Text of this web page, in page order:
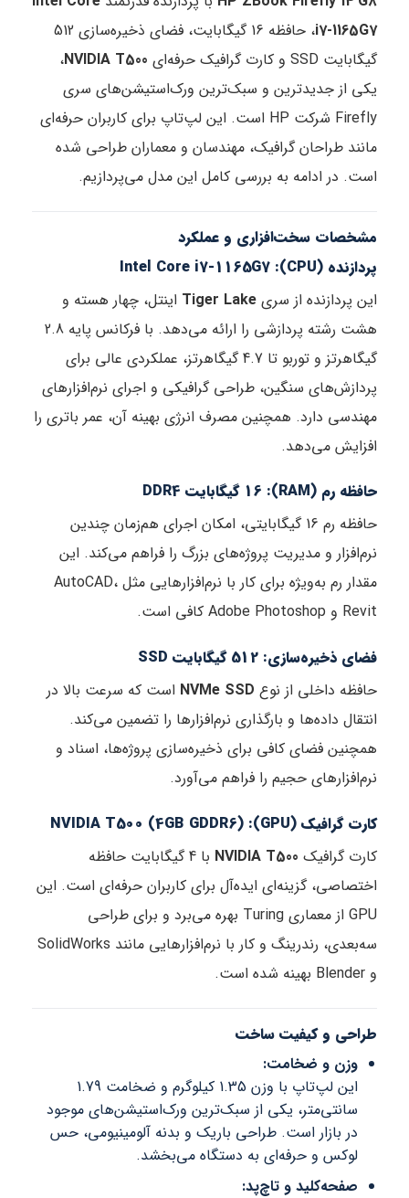
i7-1165G7
، حافظه 16 گیگابایت، فضای ذخیره‌سازی 512
گیگابایت SSD و کارت گرافیک حرفه‌ای
NVIDIA T500،
یکی از جدیدترین و سبک‌ترین ورک‌استیشن‌های سری
Firefly شرکت HP است. این لپ‌تاپ برای کاربران حرفه‌ای
مانند طراحان گرافیک، مهندسان و معماران طراحی شده
است. در ادامه به بررسی کامل این مدل می‌پردازیم.
مشخصات سخت‌افزاری و عملکرد
پردازنده (CPU): Intel Core i7-1165G7
این پردازنده از سری Tiger Lake اینتل، چهار هسته و
هشت رشته پردازشی را ارائه می‌دهد. با فرکانس پایه 2.8
گیگاهرتز و توربو تا 4.7 گیگاهرتز، عملکردی عالی برای
پردازش‌های سنگین، طراحی گرافیکی و اجرای نرم‌افزارهای
مهندسی دارد. همچنین مصرف انرژی بهینه آن، عمر باتری را
افزایش می‌دهد.
حافظه رم (RAM): 16 گیگابایت DDR4
حافظه رم 16 گیگابایتی، امکان اجرای هم‌زمان چندین
نرم‌افزار و مدیریت پروژه‌های بزرگ را فراهم می‌کند. این
مقدار رم به‌ویژه برای کار با نرم‌افزارهایی مثل AutoCAD،
Revit و Adobe Photoshop کافی است.
فضای ذخیره‌سازی: 512 گیگابایت SSD
حافظه داخلی از نوع NVMe SSD است که سرعت بالا در
انتقال داده‌ها و بارگذاری نرم‌افزارها را تضمین می‌کند.
همچنین فضای کافی برای ذخیره‌سازی پروژه‌ها، اسناد و
نرم‌افزارهای حجیم را فراهم می‌آورد.
کارت گرافیک (GPU): NVIDIA T500 (4GB GDDR6)
کارت گرافیک NVIDIA T500
با 4 گیگابایت حافظه
اختصاصی، گزینه‌ای ایده‌آل برای کاربران حرفه‌ای است. این
GPU از معماری Turing بهره می‌برد و برای طراحی
سه‌بعدی، رندرینگ و کار با نرم‌افزارهایی مانند SolidWorks
و Blender بهینه شده است.
طراحی و کیفیت ساخت
وزن و ضخامت:
این لپ‌تاپ با وزن 1.35 کیلوگرم و ضخامت 1.79
سانتی‌متر، یکی از سبک‌ترین ورک‌استیشن‌های موجود
در بازار است. طراحی باریک و بدنه آلومینیومی، حس
لوکس و حرفه‌ای به دستگاه می‌بخشد.
صفحه‌کلید و تاچ‌پد: